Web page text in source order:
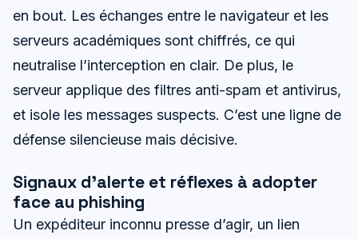
en bout. Les échanges entre le navigateur et les
serveurs académiques sont chiffrés, ce qui
neutralise l’interception en clair. De plus, le
serveur applique des filtres anti-spam et antivirus,
et isole les messages suspects. C’est une ligne de
défense silencieuse mais décisive.
Signaux d’alerte et réflexes à adopter
face au phishing
Un expéditeur inconnu presse d’agir, un lien